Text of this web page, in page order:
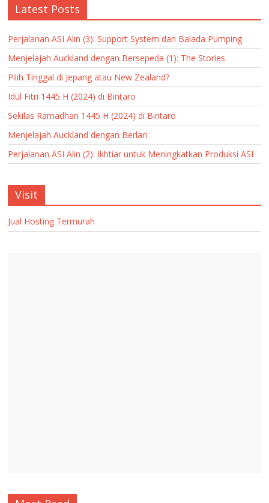
Latest Posts
Perjalanan ASI Alin (3): Support System dan Balada Pumping
Menjelajah Auckland dengan Bersepeda (1): The Stories
Pilih Tinggal di Jepang atau New Zealand?
Idul Fitri 1445 H (2024) di Bintaro
Sekilas Ramadhan 1445 H (2024) di Bintaro
Menjelajah Auckland dengan Berlari
Perjalanan ASI Alin (2): Ikhtiar untuk Meningkatkan Produksi ASI
Visit
Jual Hosting Termurah